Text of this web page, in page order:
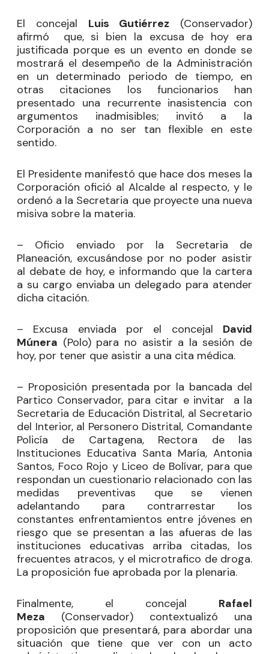
El concejal Luis Gutiérrez
(Conservador)
afirmó
que, si bien la excusa de hoy era
justificada porque es un evento en donde se
mostrará el desempeño de la Administración
en un determinado periodo de tiempo, en
otras citaciones los funcionarios han
presentado una recurrente inasistencia con
argumentos inadmisibles; invitó a la
Corporación a no ser tan flexible en este
sentido.
El Presidente manifestó que hace dos meses la
Corporación ofició al Alcalde al respecto, y le
ordenó a la Secretaria que proyecte una nueva
misiva sobre la materia.
– Oficio enviado por la Secretaria de
Planeación, excusándose por no poder asistir
al debate de hoy, e informando que la cartera
a su cargo enviaba un delegado para atender
dicha citación.
– Excusa enviada por el concejal
David
Múnera (Polo) para no asistir a la sesión de
hoy, por tener que asistir a una cita médica.
– Proposición presentada por la bancada del
Partico Conservador, para citar e invitar
a la
Secretaria de Educación Distrital, al Secretario
del Interior, al Personero Distrital, Comandante
Policía de Cartagena, Rectora de las
Instituciones Educativa Santa María, Antonia
Santos, Foco Rojo y Liceo de Bolívar, para que
respondan un cuestionario relacionado con las
medidas preventivas que se vienen
adelantando para contrarrestar los
constantes enfrentamientos entre jóvenes en
riesgo que se presentan a las afueras de las
instituciones educativas arriba citadas, los
frecuentes atracos, y el microtrafico de droga.
La proposición fue aprobada por la plenaria.
Finalmente, el concejal
Rafael
Meza
(Conservador) contextualizó una
proposición que presentará, para abordar una
situación que tiene que ver con un acto